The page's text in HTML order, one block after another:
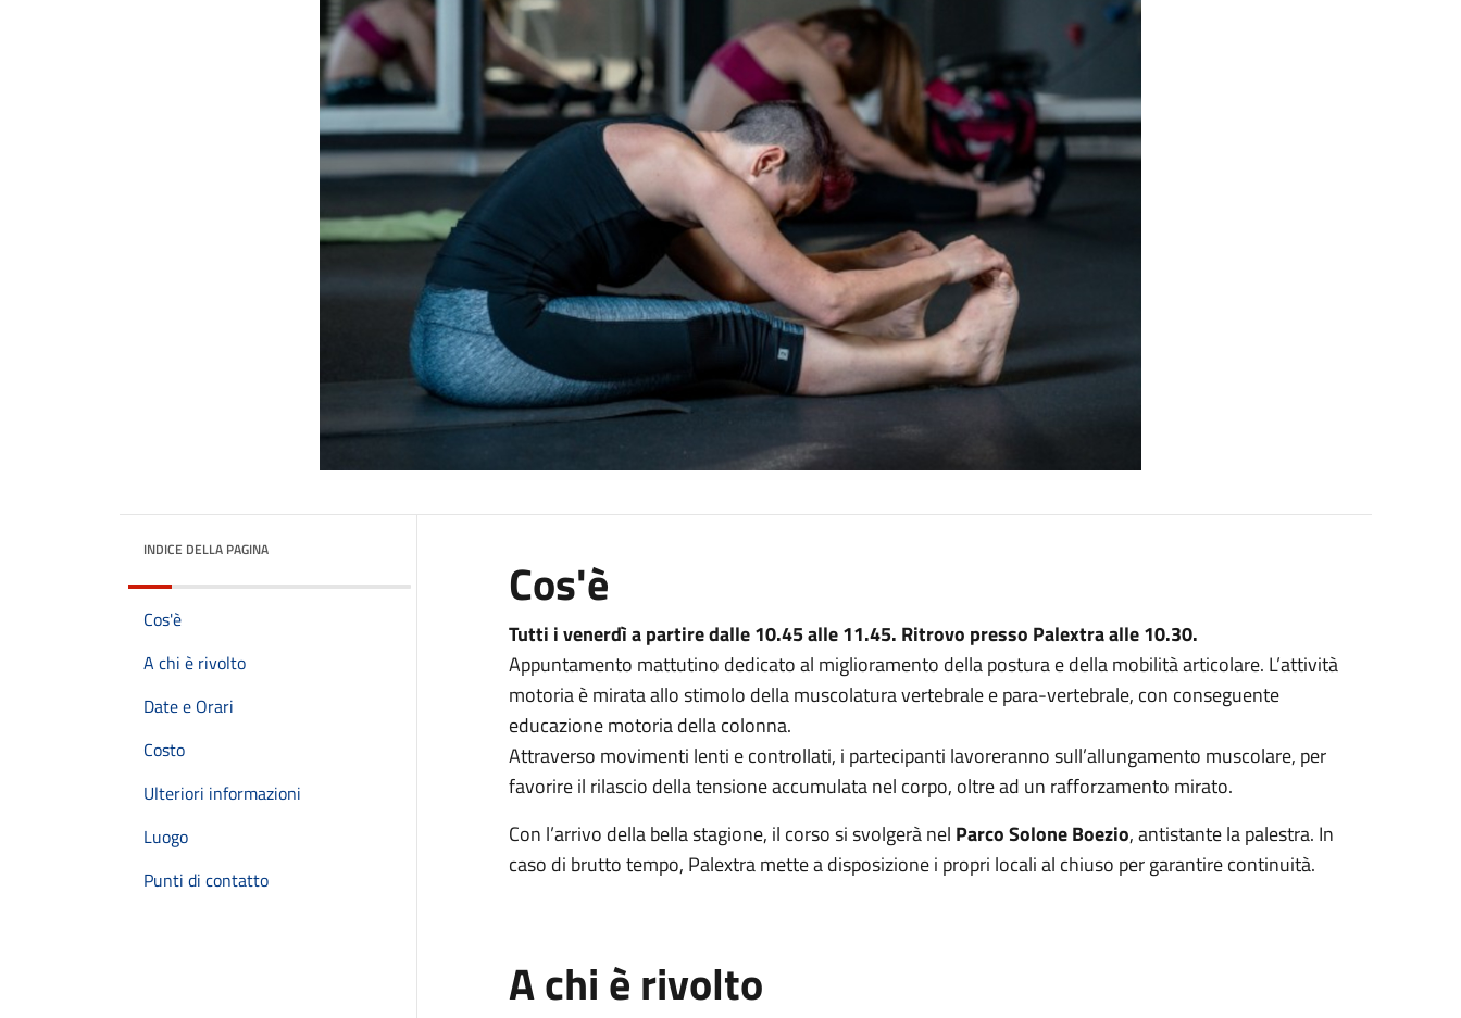
INDICE DELLA PAGINA
Cos'è
A chi è rivolto
Date e Orari
Costo
Ulteriori informazioni
Luogo
Punti di contatto
Cos'è
Tutti i venerdì a partire dalle 10.45 alle 11.45. Ritrovo presso Palextra alle 10.30.
Appuntamento mattutino dedicato al miglioramento della postura e della mobilità articolare. L’attività
motoria è mirata allo stimolo della muscolatura vertebrale e para-vertebrale, con conseguente
educazione motoria della colonna.
Attraverso movimenti lenti e controllati, i partecipanti lavoreranno sull’allungamento muscolare, per
favorire il rilascio della tensione accumulata nel corpo, oltre ad un rafforzamento mirato.
Con l’arrivo della bella stagione, il corso si svolgerà nel Parco Solone Boezio, antistante la palestra. In
caso di brutto tempo, Palextra mette a disposizione i propri locali al chiuso per garantire continuità.
A chi è rivolto